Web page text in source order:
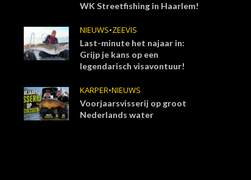
WK Streetfishing in Haarlem!
NIEUWS•ZEEVIS
Last-minute het najaar in:
Grijp je kans op een
legendarisch visavontuur!
KARPER•NIEUWS
Voorjaarsvisserij op groot
Nederlands water